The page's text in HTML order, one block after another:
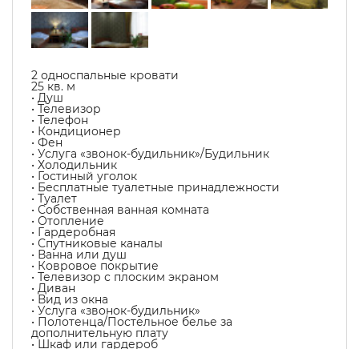
2 односпальные кровати
25 кв. м
• Душ
• Телевизор
• Телефон
• Кондиционер
• Фен
• Услуга «звонок-будильник»/Будильник
• Холодильник
• Гостиный уголок
• Бесплатные туалетные принадлежности
• Туалет
• Собственная ванная комната
• Отопление
• Гардеробная
• Спутниковые каналы
• Ванна или душ
• Ковровое покрытие
• Телевизор с плоским экраном
• Диван
• Вид из окна
• Услуга «звонок-будильник»
• Полотенца/Постельное белье за
дополнительную плату
• Шкаф или гардероб